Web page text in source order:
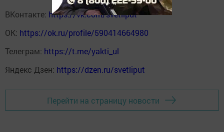
ВКонтакте: https://vk.com/svetliput
ОК: https://ok.ru/profile/590414664980
Телеграм: https://t.me/yakti_ul
Яндекс Дзен: https://dzen.ru/svetliput
Перейти на страницу новости